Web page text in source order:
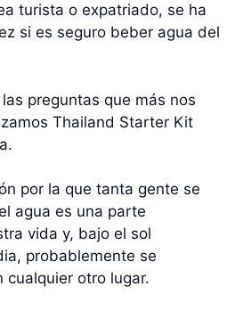
turista o expatriado, se ha
si es seguro beber agua del
preguntas que más nos
Thailand Starter Kit
por la que tanta gente se
agua es una parte
vida y, bajo el sol
probablemente se
cualquier otro lugar.